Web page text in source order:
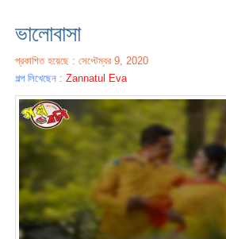
ভালোবাসা
প্রকাশিত হয়েছে : সেপ্টেম্বর 9, 2020
গল্প লিখেছেন :Zannatul Eva